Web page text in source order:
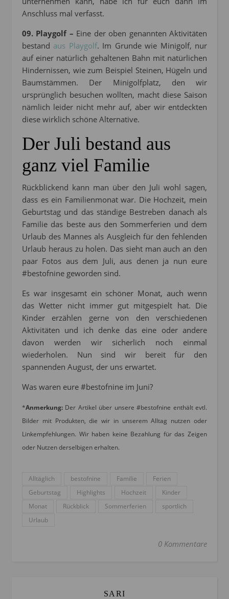
Anschluss mal verfasst.
09. Playgolf – Eine der oben genannten Aktivitäten
bestand aus Playgolf. Im Grunde wie Minigolf, nur
auf einer natürlich gehaltenen Bahn mit natürlichen
Hindernissen, wie zum Beispiel Steinen, Hügeln und
Baumstämmen. Der Minigolfplatz, den wir
ursprünglich besuchen wollten, macht diese Saison
nämlich leider nicht mehr auf, aber wir entdeckten
diese wirklich schöne Alternative.
Der Juli bestand aus
ganz viel Familie
Rückblickend kann man über den Juli wohl sagen,
dass es ein Familienmonat war. Die Hochzeit, mein
Geburtstag und das ständige Bestreben danach als
Familie das beste aus den Sommerferien und dem
Urlaub des Mannes als Ausgleich für den fehlenden
Urlaub heraus zu holen. Das sieht man auch an den
paar Fotos aus dem Juli, aus denen ja nun eure
#bestofnine geworden sind.
Es war insgesamt ein schöner Monat, auch wenn
das Wetter nicht immer gut mitgespielt hat. Die
Kinder erzählen gerne von den verschiedenen
Aktivitäten und ich denke das eine oder andere
davon werden wir sicherlich noch einmal
wiederholen. Nun sind wir bereit für den
spannenden August, der uns erwartet.
Was waren eure #bestofnine im Juni?
*Anmerkung: Der Artikel über unsere #bestofnine enthält evtl.
Bilder mit Produkten, die wir in unserem Alltag nutzen oder
Linkempfehlungen. Wir haben keine Bezahlung für das Zeigen
oder Nutzen derselbigen erhalten.
Alltäglich bestofnine Familie
Ferien
Geburtstag
Highlights Hochzeit
Kinder
Monat
Rückblick Sommerferien
sportlich
Urlaub
0 Kommentare
SARI